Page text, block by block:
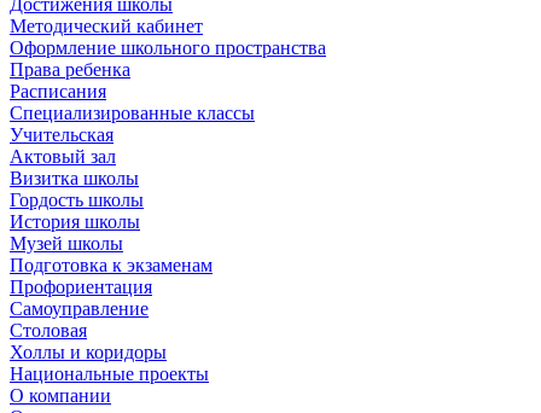
Достижения школы
Методический кабинет
Оформление школьного пространства
Права ребенка
Расписания
Специализированные классы
Учительская
Актовый зал
Визитка школы
Гордость школы
История школы
Музей школы
Подготовка к экзаменам
Профориентация
Самоуправление
Столовая
Холлы и коридоры
Национальные проекты
О компании